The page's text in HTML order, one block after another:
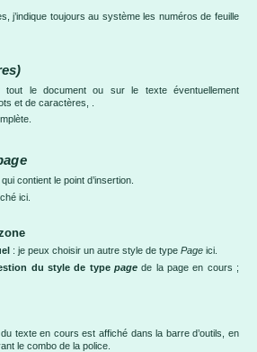
j’indique toujours au système les numéros de feuille
tout le document ou sur le texte éventuellement
et de caractères, .
contient le point d’insertion.
ici.
: je peux choisir un autre style de type Page ici.
du style de type page de la page en cours ;
du texte en cours est affiché dans la barre d’outils, en
le combo de la police.